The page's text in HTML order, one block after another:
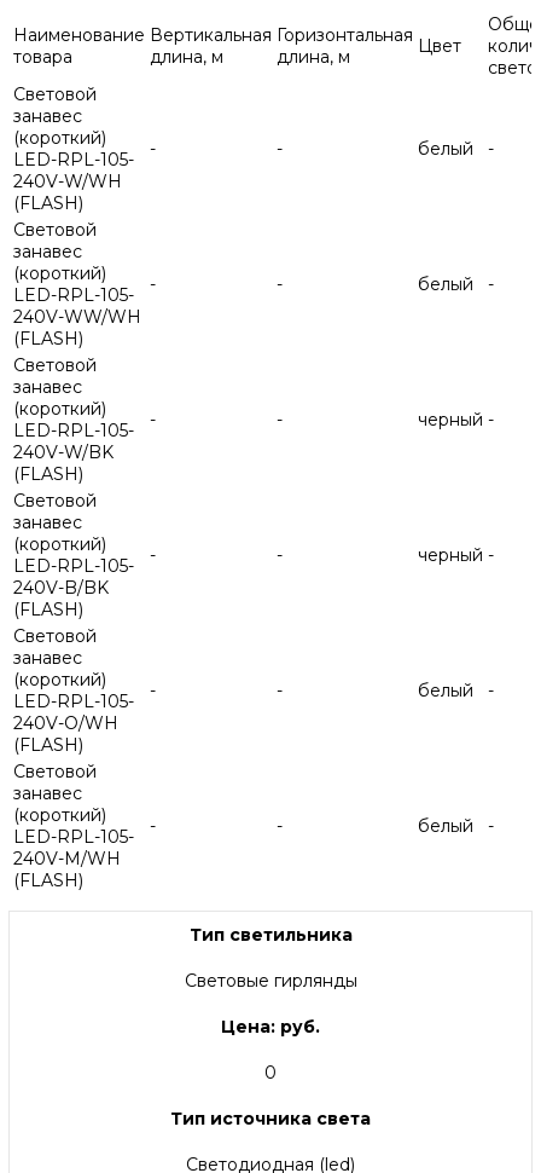
Наименование
товара
Вертикальная
длина, м
Горизонтальная
длина, м
Цвет
Световой
занавес
(короткий)
LED-RPL-105-
240V-W/WH
(FLASH)
- - белый -
Световой
занавес
(короткий)
LED-RPL-105-
240V-WW/WH
(FLASH)
- - белый -
Световой
занавес
(короткий)
LED-RPL-105-
240V-W/BK
(FLASH)
- - черный -
Световой
занавес
(короткий)
LED-RPL-105-
240V-B/BK
(FLASH)
- - черный -
Световой
занавес
(короткий)
LED-RPL-105-
240V-O/WH
(FLASH)
- - белый -
Световой
занавес
(короткий)
LED-RPL-105-
240V-M/WH
(FLASH)
- - белый -
Тип светильника
Световые гирлянды
Цена: руб.
0
Тип источника света
Светодиодная (led)